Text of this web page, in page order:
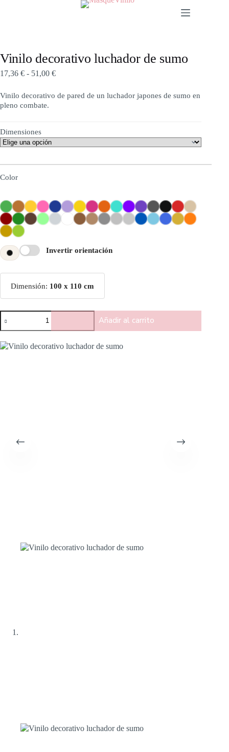
Vinilo decorativo luchador de sumo
17,36 € - 51,00 €
Vinilo decorativo de pared de un luchador japones de sumo en
pleno combate.
Dimensiones
Color
Invertir orientación
Dimensión: 100 x 110 cm
Añadir al carrito